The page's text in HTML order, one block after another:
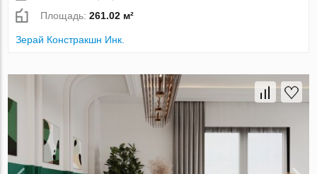
Площадь:261.02 м²
Зерай Констракшн Инк.